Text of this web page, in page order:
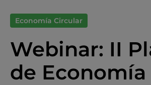
Economía Circular
Webinar: II
de